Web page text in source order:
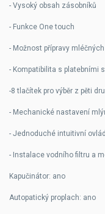
- Vysoký obsah zásobníků
- Funkce One touch
- Možnost přípravy
- Kompatibilita s platebními
-8 tlačítek pro výběr z pěti
- Mechanické nastavení
- Jednoduché intuitivní
- Instalace vodního filtru a
Kapučinátor: ano
Autopatický proplach: ano